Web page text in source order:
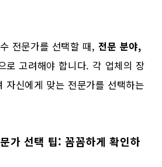
전문가를 선택할 때,전문 분야,
로 고려해야 합니다. 각 업체의 장
자신에게 맞는 전문가를 선택하는
가 선택 팁: 꼼꼼하게 확인하